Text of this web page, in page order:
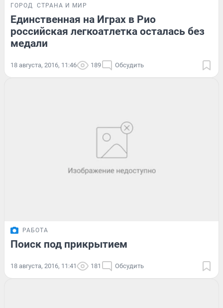
ГОРОД СТРАНА И МИР
Единственная на Играх в Рио
российская легкоатлетка осталась без
медали
18 августа, 2016, 11:46 189 Обсудить
РАБОТА
Поиск под прикрытием
18 августа, 2016, 11:41 181 Обсудить